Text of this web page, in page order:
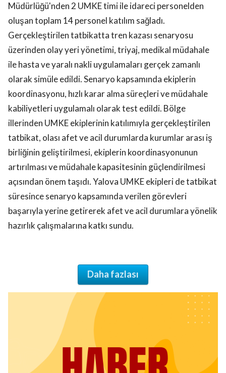
Müdürlüğü'nden 2 UMKE timi ile idareci personelden
oluşan toplam 14 personel katılım sağladı.
Gerçekleştirilen tatbikatta tren kazası senaryosu
üzerinden olay yeri yönetimi, triyaj, medikal müdahale
ile hasta ve yaralı nakli uygulamaları gerçek zamanlı
olarak simüle edildi. Senaryo kapsamında ekiplerin
koordinasyonu, hızlı karar alma süreçleri ve müdahale
kabiliyetleri uygulamalı olarak test edildi. Bölge
illerinden UMKE ekiplerinin katılımıyla gerçekleştirilen
tatbikat, olası afet ve acil durumlarda kurumlar arası iş
birliğinin geliştirilmesi, ekiplerin koordinasyonunun
artırılması ve müdahale kapasitesinin güçlendirilmesi
açısından önem taşıdı. Yalova UMKE ekipleri de tatbikat
süresince senaryo kapsamında verilen görevleri
başarıyla yerine getirerek afet ve acil durumlara yönelik
hazırlık çalışmalarına katkı sundu.
Daha fazlası